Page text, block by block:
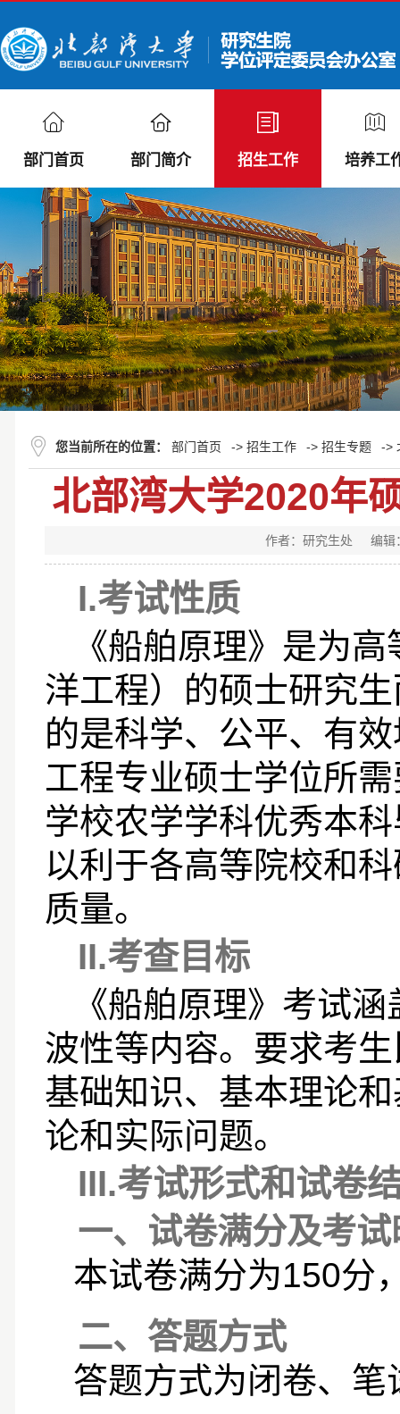
部门首页 部门简介 招生工作 培养工
您当前所在的位置： 部门首页 -> 招生工作 -> 招生专题 ->
北部湾大学2020年
作者：研究生处 编辑
I.考试性质
《船舶原理》是为
洋工程）的硕士研究
的是科学、公平、有
工程专业硕士学位所
学校农学学科优秀本
以利于各高等院校和
质量。
II.考查目标
《船舶原理》考试
波性等内容。要求考
基础知识、基本理论
论和实际问题。
III.考试形式和试卷
一、试卷满分及考试
本试卷满分为150分
二、答题方式
答题方式为闭卷、笔